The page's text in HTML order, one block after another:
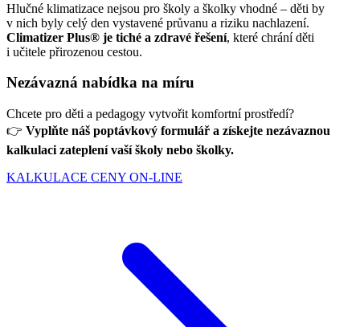
Hlučné klimatizace nejsou pro školy a školky vhodné – děti by
v nich byly celý den vystavené průvanu a riziku nachlazení.
Climatizer Plus® je tiché a zdravé řešení, které chrání děti
i učitele přirozenou cestou.
Nezávazná nabídka na míru
Chcete pro děti a pedagogy vytvořit komfortní prostředí?
👉 Vyplňte náš poptávkový formulář a získejte nezávaznou
kalkulaci zateplení vaší školy nebo školky.
KALKULACE CENY ON-LINE